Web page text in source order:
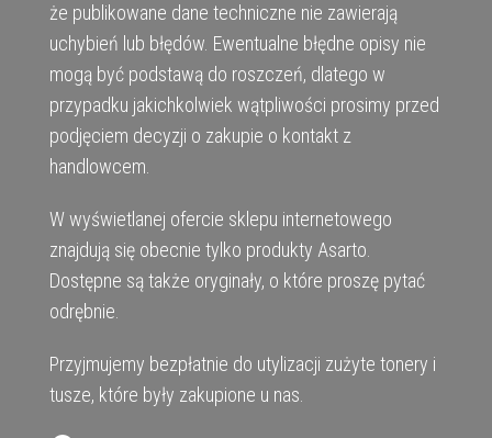
że publikowane dane techniczne nie zawierają
uchybień lub błędów. Ewentualne błędne opisy nie
mogą być podstawą do roszczeń, dlatego w
przypadku jakichkolwiek wątpliwości prosimy przed
podjęciem decyzji o zakupie o kontakt z
handlowcem.
W wyświetlanej ofercie sklepu internetowego
znajdują się obecnie tylko produkty Asarto.
Dostępne są także oryginały, o które proszę pytać
odrębnie.
Przyjmujemy bezpłatnie do utylizacji zużyte tonery i
tusze, które były zakupione u nas.